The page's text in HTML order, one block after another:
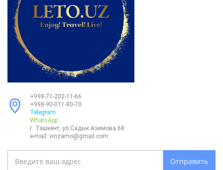
+998-71-202-11-66
+998-90-011-80-70
Telegram
WhatsApp
г. Ташкент, ул.Садык Азимова 68
e-mail: vinzamo@gmail.com
Отправить